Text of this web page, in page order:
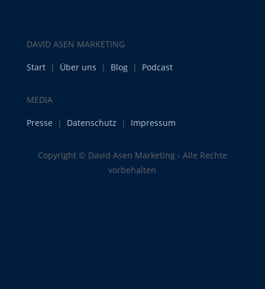
DAVID ASEN MARKETING
Start| Über uns | Blog| Podcast
MEDIA
Presse | Datenschutz | Impressum
Copyright © David Asen Marketing - Alle Rechte
vorbehalten